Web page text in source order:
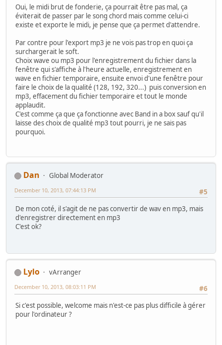
Oui, le midi brut de fonderie, ça pourrait être pas mal, ça
éviterait de passer par le song chord mais comme celui-ci
existe et exporte le midi, je pense que ça permet d'attendre.
Par contre pour l'export mp3 je ne vois pas trop en quoi ça
surchargerait le soft.
Choix wave ou mp3 pour l'enregistrement du fichier dans la
fenêtre qui s'affiche à l'heure actuelle, enregistrement en
wave en fichier temporaire, ensuite envoi d'une fenêtre pour
faire le choix de la qualité (128, 192, 320...) puis conversion en
mp3, effacement du fichier temporaire et tout le monde
applaudit.
C'est comme ça que ça fonctionne avec Band in a box sauf qu'il
laisse des choix de qualité mp3 tout pourri, je ne sais pas
pourquoi.
Dan
Global Moderator
#5
December 10, 2013, 07:44:13 PM
De mon coté, il s'agit de ne pas convertir de wav en mp3, mais
d'enregistrer directement en mp3
C'est ok?
Lylo
vArranger
#6
December 10, 2013, 08:03:11 PM
Si c'est possible, welcome mais n'est-ce pas plus difficile à gérer
pour l'ordinateur ?